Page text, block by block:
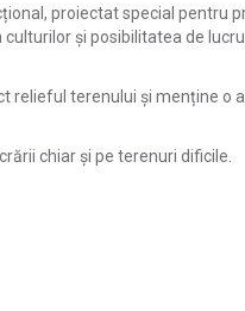
proiectat special pentru
și posibilitatea de
relieful terenului și menține o
chiar și pe terenuri dificile.